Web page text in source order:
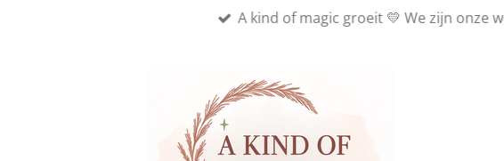
A kind of magic groeit 💛 We zijn onze